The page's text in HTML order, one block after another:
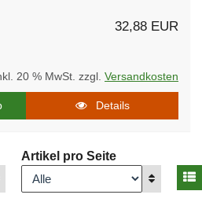
32,88 EUR
20 % MwSt. zzgl. Versandkosten
Details
Artikel pro Seite
Anzeigen